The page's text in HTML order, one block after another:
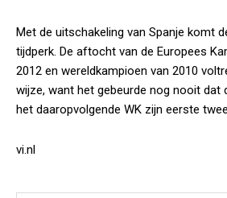
Met de uitschakeling van Spanje komt
tijdperk. De aftocht van de Europees
2012 en wereldkampioen van 2010
wijze, want het gebeurde nog nooit dat
het daaropvolgende WK zijn eerste
vi.nl